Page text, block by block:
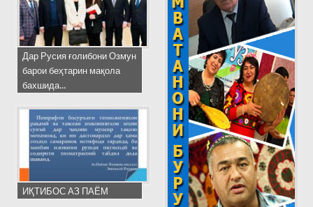
Дар Русия ғолибони Озмун
барои беҳтарин мақола
бахшида...
ИҚТИБОС АЗ ПАЁМ